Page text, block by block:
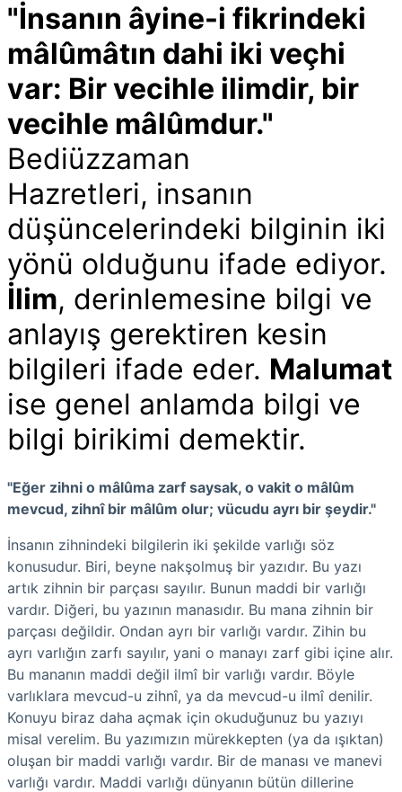
"İnsanın âyine-i fikrindeki
mâlûmâtın dahi iki veçhi
var: Bir vecihle ilimdir, bir
vecihle mâlûmdur."
Bediüzzaman
Hazretleri, insanın
düşüncelerindeki bilginin iki
yönü olduğunu ifade ediyor.
İlim, derinlemesine bilgi ve
anlayış gerektiren kesin
bilgileri ifade eder. Malumat
ise genel anlamda bilgi ve
bilgi birikimi demektir.
"Eğer zihni o mâlûma zarf saysak, o vakit o mâlûm
mevcud, zihnî bir mâlûm olur; vücudu ayrı bir şeydir."
İnsanın zihnindeki bilgilerin iki şekilde varlığı söz
konusudur. Biri, beyne nakşolmuş bir yazıdır. Bu yazı
artık zihnin bir parçası sayılır. Bunun maddi bir varlığı
vardır. Diğeri, bu yazının manasıdır. Bu mana zihnin bir
parçası değildir. Ondan ayrı bir varlığı vardır. Zihin bu
ayrı varlığın zarfı sayılır, yani o manayı zarf gibi içine alır.
Bu mananın maddi değil ilmî bir varlığı vardır. Böyle
varlıklara mevcud-u zihnî, ya da mevcud-u ilmî denilir.
Konuyu biraz daha açmak için okuduğunuz bu yazıyı
misal verelim. Bu yazımızın mürekkepten (ya da ışıktan)
oluşan bir maddi varlığı vardır. Bir de manası ve manevi
varlığı vardır. Maddi varlığı dünyanın bütün dillerine